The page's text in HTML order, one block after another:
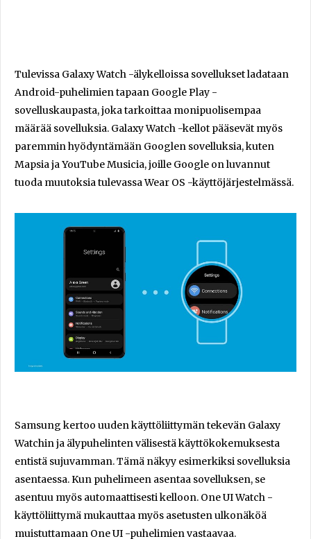
Tulevissa Galaxy Watch -älykelloissa sovellukset ladataan
Android-puhelimien tapaan Google Play -
sovelluskaupasta, joka tarkoittaa monipuolisempaa
määrää sovelluksia. Galaxy Watch -kellot pääsevät myös
paremmin hyödyntämään Googlen sovelluksia, kuten
Mapsia ja YouTube Musicia, joille Google on luvannut
tuoda muutoksia tulevassa Wear OS -käyttöjärjestelmässä.
Samsung kertoo uuden käyttöliittymän tekevän Galaxy
Watchin ja älypuhelinten välisestä käyttökokemuksesta
entistä sujuvamman. Tämä näkyy esimerkiksi sovelluksia
asentaessa. Kun puhelimeen asentaa sovelluksen, se
asentuu myös automaattisesti kelloon. One UI Watch -
käyttöliittymä mukauttaa myös asetusten ulkonäköä
muistuttamaan One UI -puhelimien vastaavaa.